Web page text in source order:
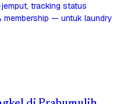
tracking status
membership — untuk laundry